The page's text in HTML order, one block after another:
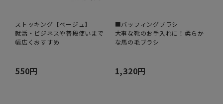
ストッキング【ベージュ】
就活・ビジネスや普段使いまで
幅広くおすすめ
550円
■バッフィングブラシ
大事な靴のお手入れに！柔らか
な馬の毛ブラシ
1,320円